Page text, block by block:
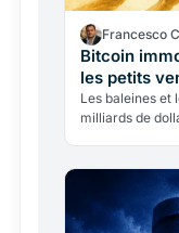
Francesco
Bitcoin
les petits
Les baleines et
milliards de